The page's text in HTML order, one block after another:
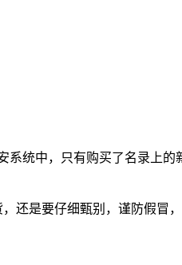
统中，只有购买了名录上
还是要仔细甄别，谨防假冒